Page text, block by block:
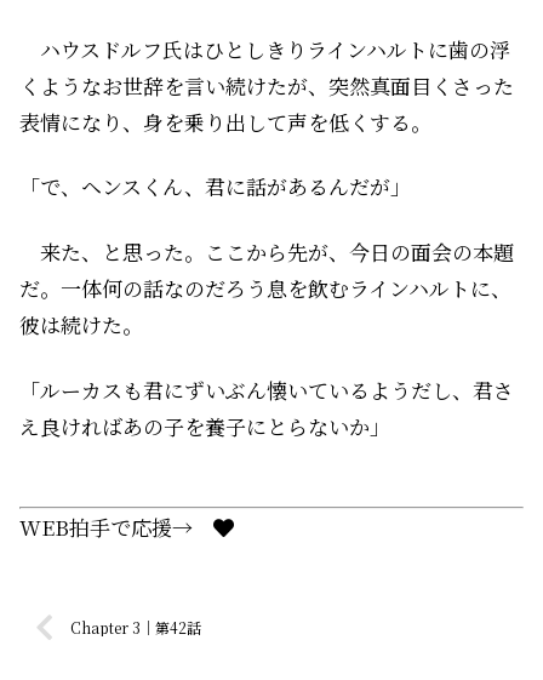
ハウスドルフ氏はひとしきりラインハルトに歯の浮
くようなお世辞を言い続けたが、突然真面目くさった
表情になり、身を乗り出して声を低くする。
「で、ヘンスくん、君に話があるんだが」
来た、と思った。ここから先が、今日の面会の本題
だ。一体何の話なのだろう――息を飲むラインハルトに、
彼は続けた。
「ルーカスも君にずいぶん懐いているようだし、君さ
え良ければあの子を養子にとらないか」
WEB拍手で応援→
Chapter 3｜第42話